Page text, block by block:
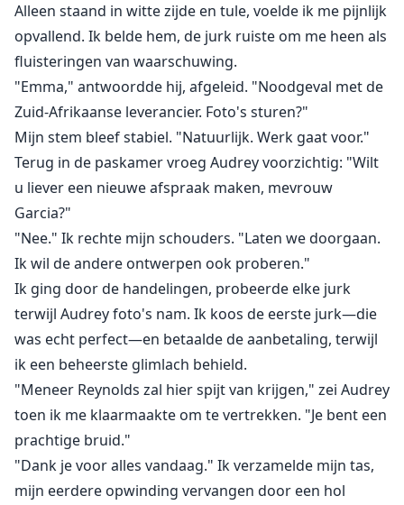
Alleen staand in witte zijde en tule, voelde ik me pijnlijk
opvallend. Ik belde hem, de jurk ruiste om me heen als
fluisteringen van waarschuwing.
"Emma," antwoordde hij, afgeleid. "Noodgeval met de
Zuid-Afrikaanse leverancier. Foto's sturen?"
Mijn stem bleef stabiel. "Natuurlijk. Werk gaat voor."
Terug in de paskamer vroeg Audrey voorzichtig: "Wilt
u liever een nieuwe afspraak maken, mevrouw
Garcia?"
"Nee." Ik rechte mijn schouders. "Laten we doorgaan.
Ik wil de andere ontwerpen ook proberen."
Ik ging door de handelingen, probeerde elke jurk
terwijl Audrey foto's nam. Ik koos de eerste jurk—die
was echt perfect—en betaalde de aanbetaling, terwijl
ik een beheerste glimlach behield.
"Meneer Reynolds zal hier spijt van krijgen," zei Audrey
toen ik me klaarmaakte om te vertrekken. "Je bent een
prachtige bruid."
"Dank je voor alles vandaag." Ik verzamelde mijn tas,
mijn eerdere opwinding vervangen door een hol